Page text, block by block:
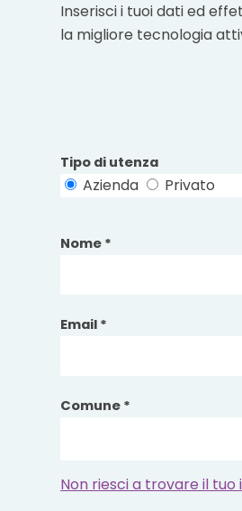
Inserisci i tuoi dati ed
la migliore tecnologia
Tipo di utenza
Azienda Privato
Nome *
Email *
Comune *
Non riesci a trovare il